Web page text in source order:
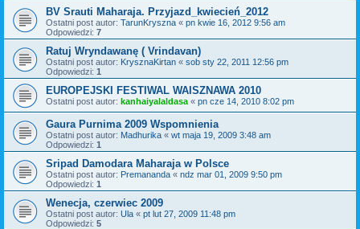
BV Srauti Maharaja. Przyjazd_kwiecień_2012
Ostatni post autor: TarunKryszna « pn kwie 16, 2012 9:56 am
Odpowiedzi: 7
Ratuj Wryndawanę ( Vrindavan)
Ostatni post autor: KrysznaKirtan « sob sty 22, 2011 12:56 pm
Odpowiedzi: 1
EUROPEJSKI FESTIWAL WAISZNAWA 2010
Ostatni post autor: kanhaiyalaldasa « pn cze 14, 2010 8:02 pm
Gaura Purnima 2009 Wspomnienia
Ostatni post autor: Madhurika « wt maja 19, 2009 3:48 am
Odpowiedzi: 1
Sripad Damodara Maharaja w Polsce
Ostatni post autor: Premananda « ndz mar 01, 2009 9:50 pm
Odpowiedzi: 1
Wenecja, czerwiec 2009
Ostatni post autor: Ula « pt lut 27, 2009 11:48 pm
Odpowiedzi: 5